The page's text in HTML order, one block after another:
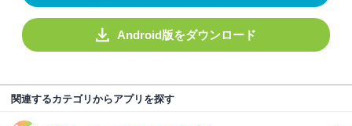
Android版をダウンロード
関連するカテゴリからアプリを探す